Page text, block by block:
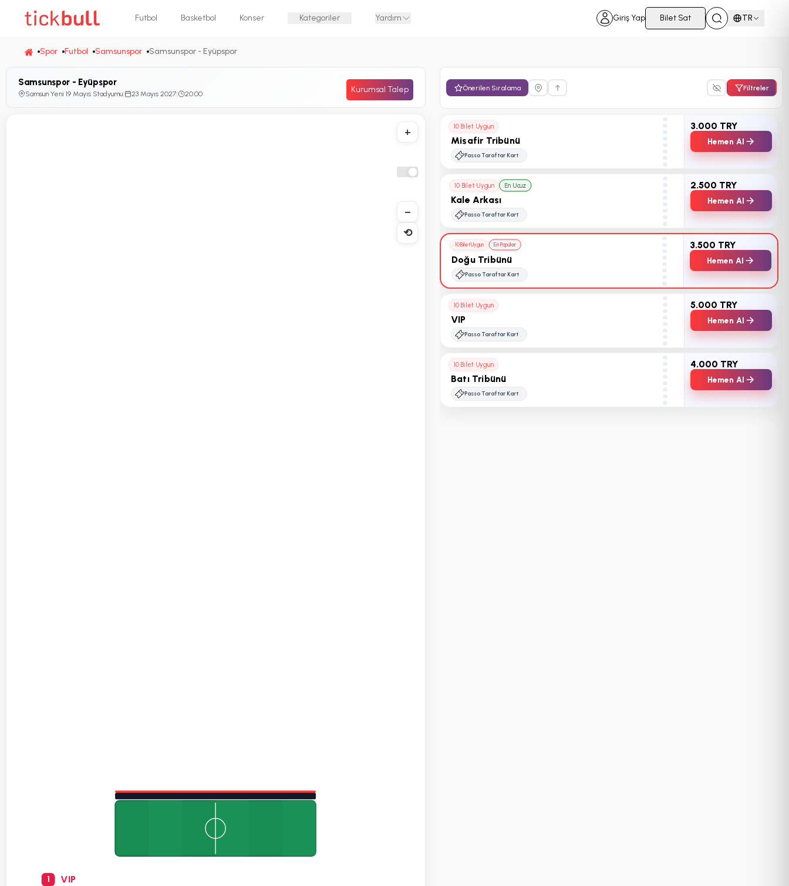
Futbol Basketbol Konser Kategoriler Yardım Giriş Yap Bilet Sat TR
Spor Futbol Samsunspor Samsunspor - Eyüpspor
Samsunspor - Eyüpspor
Samsun Yeni 19 Mayıs Stadyumu| 23 Mayıs 2027| 20:00 Kurumsal Talep
1 VIP
+
−
⟲
Önerilen Sıralama Filtreler
10 Bilet Uygun
Misafir Tribünü
Passo Taraftar Kart
3.000 TRY
Hemen Al
10 Bilet Uygun En Ucuz
Kale Arkası
Passo Taraftar Kart
2.500 TRY
Hemen Al
10 Bilet Uygun En Popüler
Doğu Tribünü
Passo Taraftar Kart
3.500 TRY
Hemen Al
10 Bilet Uygun
VIP
Passo Taraftar Kart
5.000 TRY
Hemen Al
10 Bilet Uygun
Batı Tribünü
Passo Taraftar Kart
4.000 TRY
Hemen Al